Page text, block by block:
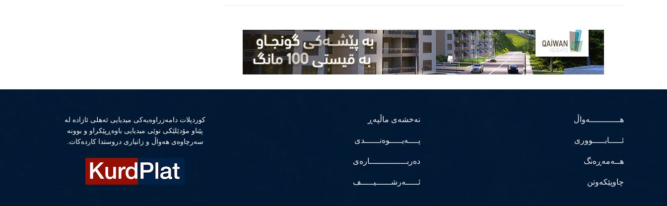
هــــــــــــەواڵ
ئـــــابـــــووری
هــەمەڕەنگ
چاوپێکەوتن
نەخشەی ماڵپەڕ
پــــەیـــــوەنــــــدی
دەربـــــــــــــــارەی
ئـــــەرشــــــیـــــف
كوردپلات دامەزراوەیەكی میدیایی ئەهلی ئازادە لە
پێناو مۆدێلێكی نوێی میدیایی باوەڕپێكراو و بوونە
سەرچاوەی هەواڵ و زانیاری دروستدا كاردەكات.